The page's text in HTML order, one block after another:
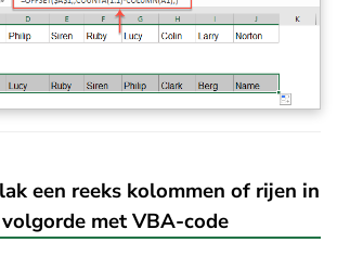
een reeks kolommen of rijen in
met VBA-code